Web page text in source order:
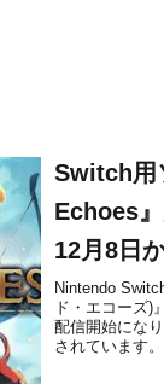
Switch用
Echoes
12月8日
Nintendo
ド・エコーズ)
配信開始にな
されています